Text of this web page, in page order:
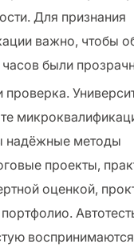
Для признания
важно, чтобы
были
проверка.
надёжные методы
проекты,
оценкой,